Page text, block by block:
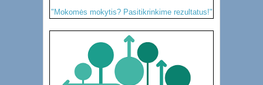
"Mokomės mokytis? Pasitikrinkime rezultatus!"